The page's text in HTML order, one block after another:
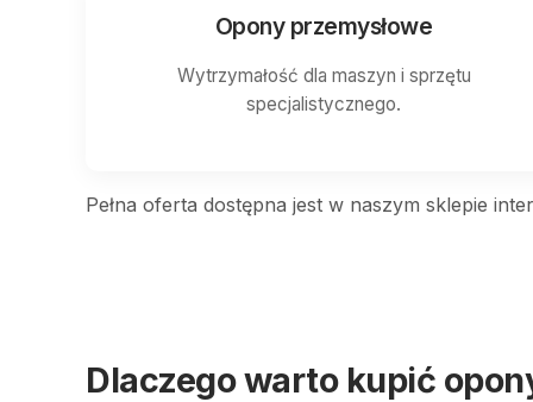
Opony przemysłowe
Wytrzymałość dla maszyn i sprzętu
specjalistycznego.
Pełna oferta dostępna jest w naszym sklepie
Dlaczego warto kupić